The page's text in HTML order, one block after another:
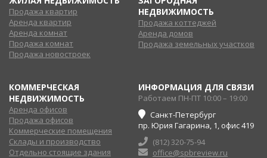
Продажа квартир
Аренда квартир
Аренда комнат
Продажа комнат
Продажа новостроек
НЕДВИЖИМОСТЬ
Продажа коттеджей
Аренда домов
Продажа земельных участков
КОММЕРЧЕСКАЯ
НЕДВИЖИМОСТЬ
Аренда офисов
Продажа офисов
Коммерческие помещения
Склады и производство
Отдельно стоящие здания
ИНФОРМАЦИЯ ДЛЯ СВЯЗИ
Работаем ПН-ПТ 10:00 – 19:00
Санкт-Петербург
пр. Юрия Гагарина, 1, офис 419
(812) 320-75-94
office@spbreview.ru